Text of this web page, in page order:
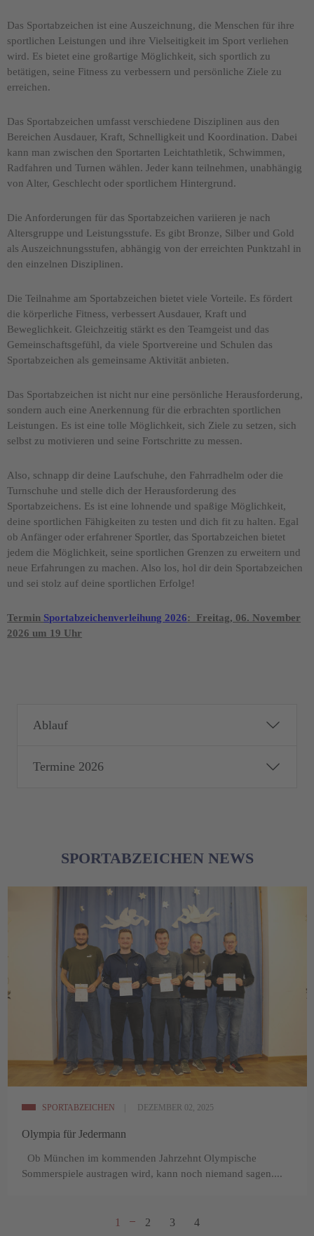
Das Sportabzeichen ist eine Auszeichnung, die Menschen für ihre
sportlichen Leistungen und ihre Vielseitigkeit im Sport verliehen
wird. Es bietet eine großartige Möglichkeit, sich sportlich zu
betätigen, seine Fitness zu verbessern und persönliche Ziele zu
erreichen.
Das Sportabzeichen umfasst verschiedene Disziplinen aus den
Bereichen Ausdauer, Kraft, Schnelligkeit und Koordination. Dabei
kann man zwischen den Sportarten Leichtathletik, Schwimmen,
Radfahren und Turnen wählen. Jeder kann teilnehmen, unabhängig
von Alter, Geschlecht oder sportlichem Hintergrund.
Die Anforderungen für das Sportabzeichen variieren je nach
Altersgruppe und Leistungsstufe. Es gibt Bronze, Silber und Gold
als Auszeichnungsstufen, abhängig von der erreichten Punktzahl in
den einzelnen Disziplinen.
Die Teilnahme am Sportabzeichen bietet viele Vorteile. Es fördert
die körperliche Fitness, verbessert Ausdauer, Kraft und
Beweglichkeit. Gleichzeitig stärkt es den Teamgeist und das
Gemeinschaftsgefühl, da viele Sportvereine und Schulen das
Sportabzeichen als gemeinsame Aktivität anbieten.
Das Sportabzeichen ist nicht nur eine persönliche Herausforderung,
sondern auch eine Anerkennung für die erbrachten sportlichen
Leistungen. Es ist eine tolle Möglichkeit, sich Ziele zu setzen, sich
selbst zu motivieren und seine Fortschritte zu messen.
Also, schnapp dir deine Laufschuhe, den Fahrradhelm oder die
Turnschuhe und stelle dich der Herausforderung des
Sportabzeichens. Es ist eine lohnende und spaßige Möglichkeit,
deine sportlichen Fähigkeiten zu testen und dich fit zu halten. Egal
ob Anfänger oder erfahrener Sportler, das Sportabzeichen bietet
jedem die Möglichkeit, seine sportlichen Grenzen zu erweitern und
neue Erfahrungen zu machen. Also los, hol dir dein Sportabzeichen
und sei stolz auf deine sportlichen Erfolge!
Termin Sportabzeichenverleihung 2026: Freitag, 06. November
2026 um 19 Uhr
Ablauf
Termine 2026
SPORTABZEICHEN NEWS
SPORTABZEICHEN DEZEMBER 02, 2025
Olympia für Jedermann
Ob München im kommenden Jahrzehnt Olympische
Sommerspiele austragen wird, kann noch niemand sagen....
1 2 3 4